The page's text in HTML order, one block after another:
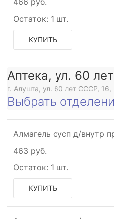
Остаток: 1 шт.
КУПИТЬ
Аптека, ул. 60
г. Алушта, ул. 60 лет СССР, 16,
Выбрать
Алмагель сусп д/внутр
463 руб.
Остаток: 1 шт.
КУПИТЬ